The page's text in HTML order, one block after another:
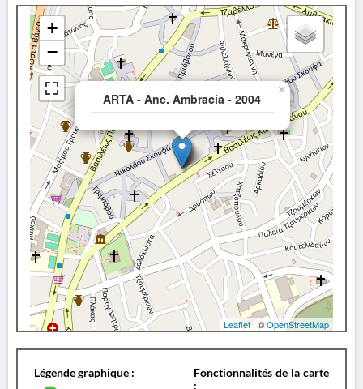
ARTA - Anc. Ambracia - 2004
×
+
−
Leaflet | ©OpenStreetMap
Légende graphique :
Fonctionnalités de la carte
: